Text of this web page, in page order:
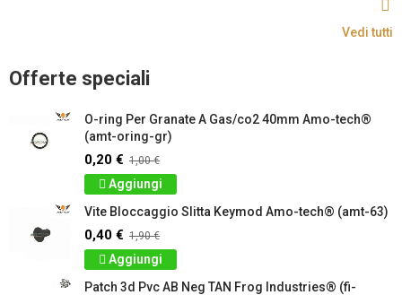
Vedi tutti
Offerte speciali
O-ring Per Granate A Gas/co2 40mm Amo-tech®
(amt-oring-gr)
0,20 € 1,00 €
Aggiungi
Vite Bloccaggio Slitta Keymod Amo-tech® (amt-63)
0,40 € 1,90 €
Aggiungi
Patch 3d Pvc AB Neg TAN Frog Industries® (fi-